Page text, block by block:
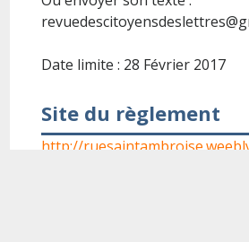
Date limite : 28 Février 2017
Site du règlement
http://